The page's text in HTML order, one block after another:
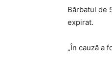
Bărbatul de
expirat.
„În cauză a